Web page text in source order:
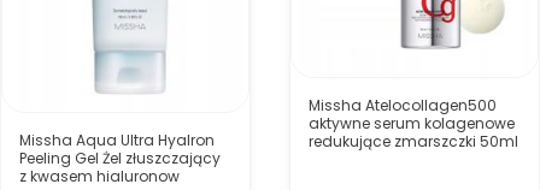
Missha Aqua Ultra Hyalron
Peeling Gel Żel złuszczający
z kwasem hialuronow
Missha Atelocollagen500
aktywne serum kolagenowe
redukujące zmarszczki 50ml